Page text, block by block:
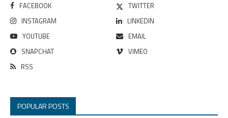
FACEBOOK
TWITTER
INSTAGRAM
LINKEDIN
YOUTUBE
EMAIL
SNAPCHAT
VIMEO
RSS
POPULAR POSTS